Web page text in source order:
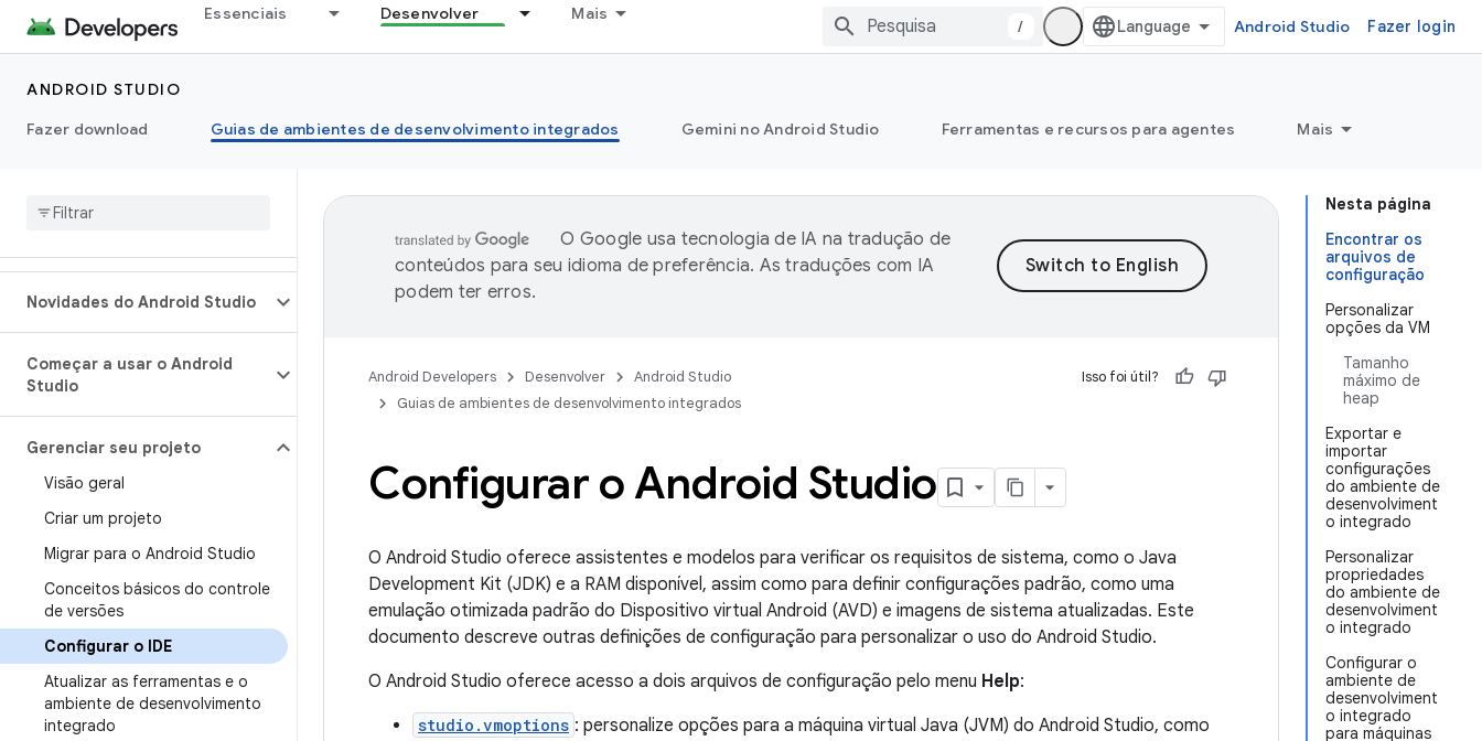
Essenciais Desenvolver Mais
/ Android Studio Fazer login
ANDROID STUDIO
Fazer download
Guias de ambientes de desenvolvimento integrados Gemini no Android Studio Ferramentas e recursos para agentes Mais
Novidades do Android Studio
Começar a usar o Android
Studio
Gerenciar seu projeto
Visão geral
Criar um projeto
Migrar para o Android Studio
Conceitos básicos do controle
de versões
Configurar o IDE
Atualizar as ferramentas e o
ambiente de desenvolvimento
integrado
Nesta página
Encontrar os
arquivos de
configuração
Personalizar
opções da VM
Tamanho
máximo de
heap
Exportar e
importar
configurações
do ambiente de
desenvolviment
o integrado
Personalizar
propriedades
do ambiente de
desenvolviment
o integrado
Configurar o
ambiente de
desenvolviment
o integrado
para máquinas
O Google usa tecnologia de IA na tradução de
conteúdos para seu idioma de preferência. As traduções com IA
podem ter erros.
Android Developers Desenvolver
Android Studio
Guias de ambientes de desenvolvimento integrados
Isso foi útil?
Configurar o Android Studio
O Android Studio oferece assistentes e modelos para verificar os requisitos de sistema, como o Java
Development Kit (JDK) e a RAM disponível, assim como para definir configurações padrão, como uma
emulação otimizada padrão do Dispositivo virtual Android (AVD) e imagens de sistema atualizadas. Este
documento descreve outras definições de configuração para personalizar o uso do Android Studio.
O Android Studio oferece acesso a dois arquivos de configuração pelo menu Help:
studio.vmoptions : personalize opções para a máquina virtual Java (JVM) do Android Studio, como